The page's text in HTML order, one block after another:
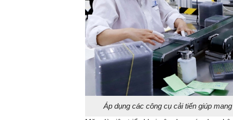
Áp dụng các công cụ cải tiến giúp